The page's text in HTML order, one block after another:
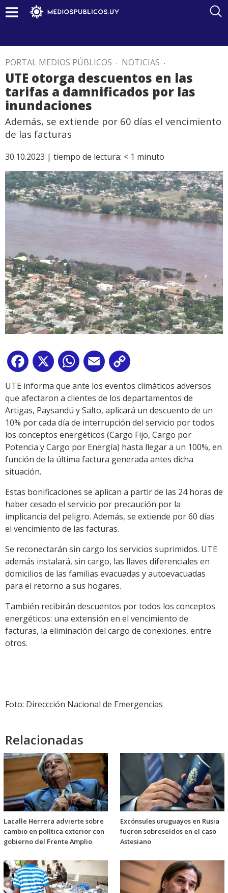
PORTAL MEDIOS PÚBLICOS . NOTICIAS .
UTE otorga descuentos en las
tarifas a damnificados por las
inundaciones
Además, se extiende por 60 días el vencimiento
de las facturas
30.10.2023 | tiempo de lectura: < 1 minuto
Facebook
X WhatsApp
Email
Link
UTE informa que ante los eventos climáticos adversos
que afectaron a clientes de los departamentos de
Artigas, Paysandú y Salto, aplicará un descuento de un
10% por cada día de interrupción del servicio por todos
los conceptos energéticos (Cargo Fijo, Cargo por
Potencia y Cargo por Energía) hasta llegar a un 100%, en
función de la última factura generada antes dicha
situación.
Estas bonificaciones se aplican a partir de las 24 horas de
haber cesado el servicio por precaución por la
implicancia del peligro. Además, se extiende por 60 días
el vencimiento de las facturas.
Se reconectarán sin cargo los servicios suprimidos. UTE
además instalará, sin cargo, las llaves diferenciales en
domicilios de las familias evacuadas y autoevacuadas
para el retorno a sus hogares.
También recibirán descuentos por todos los conceptos
energéticos: una extensión en el vencimiento de
facturas, la eliminación del cargo de conexiones, entre
otros.
Foto: Direccción Nacional de Emergencias
Relacionadas
Lacalle Herrera advierte sobre
cambio en política exterior con
gobierno del Frente Amplio
Excónsules uruguayos en Rusia
fueron sobreseídos en el caso
Astesiano